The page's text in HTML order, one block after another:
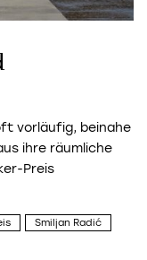
vorläufig, beinahe
ihre räumliche
Preis
Smiljan Radić